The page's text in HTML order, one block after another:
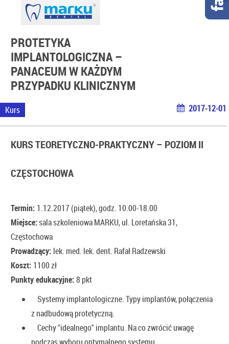
PROTETYKA
IMPLANTOLOGICZNA –
PANACEUM W KAŻDYM
PRZYPADKU KLINICZNYM
Kurs 2017-12-01
KURS TEORETYCZNO-PRAKTYCZNY – POZIOM II
CZĘSTOCHOWA
Termin: 1.12.2017 (piątek), godz. 10.00-18.00
Miejsce:sala szkoleniowa MARKU, ul. Loretańska 31,
Częstochowa
Prowadzący: lek. med. lek. dent. Rafał Radzewski
Koszt: 1100 zł
Punkty edukacyjne:8 pkt
Systemy implantologiczne. Typy implantów, połączenia
z nadbudową protetyczną.
Cechy "idealnego" implantu. Na co zwrócić uwagę
podczas wyboru optymalnego systemu.